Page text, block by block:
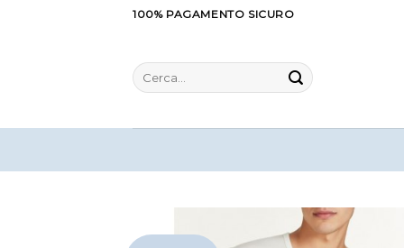
100% PAGAMENTO SICURO
Cerca: